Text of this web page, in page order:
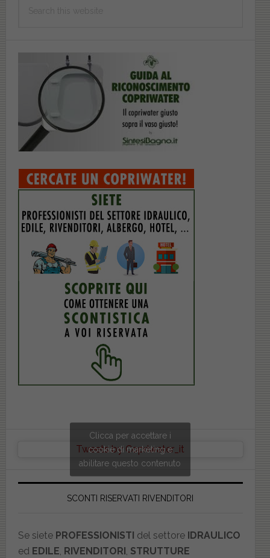
Tweets by Copriwater_it
Clicca per accettare i
cookie di marketing e
abilitare questo contenuto
SCONTI RISERVATI RIVENDITORI
Se siete PROFESSIONISTI del settore IDRAULICO
ed EDILE RIVENDITORI STRUTTURE